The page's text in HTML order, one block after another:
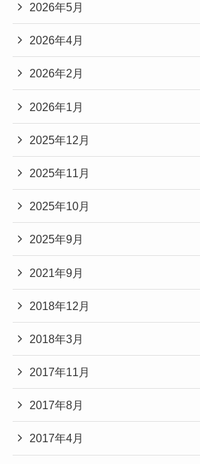
2026年5月
2026年4月
2026年2月
2026年1月
2025年12月
2025年11月
2025年10月
2025年9月
2021年9月
2018年12月
2018年3月
2017年11月
2017年8月
2017年4月